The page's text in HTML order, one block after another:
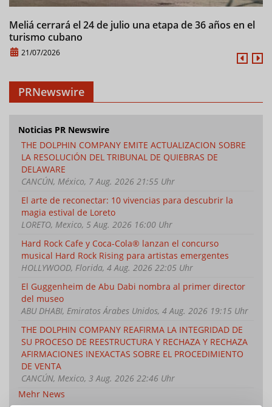
Meliá cerrará el 24 de julio una etapa de 36 años en el
turismo cubano
21/07/2026
PRNewswire
Noticias PR Newswire
THE DOLPHIN COMPANY EMITE ACTUALIZACION SOBRE
LA RESOLUCIÓN DEL TRIBUNAL DE QUIEBRAS DE
DELAWARE
CANCÚN, México, 7 Aug. 2026 21:55 Uhr
El arte de reconectar: 10 vivencias para descubrir la
magia estival de Loreto
LORETO, Mexico, 5 Aug. 2026 16:00 Uhr
Hard Rock Cafe y Coca-Cola® lanzan el concurso
musical Hard Rock Rising para artistas emergentes
HOLLYWOOD, Florida, 4 Aug. 2026 22:05 Uhr
El Guggenheim de Abu Dabi nombra al primer director
del museo
ABU DHABI, Emiratos Árabes Unidos, 4 Aug. 2026 19:15 Uhr
THE DOLPHIN COMPANY REAFIRMA LA INTEGRIDAD DE
SU PROCESO DE REESTRUCTURA Y RECHAZA Y RECHAZA
AFIRMACIONES INEXACTAS SOBRE EL PROCEDIMIENTO
DE VENTA
CANCÚN, Mexico, 3 Aug. 2026 22:46 Uhr
Mehr News